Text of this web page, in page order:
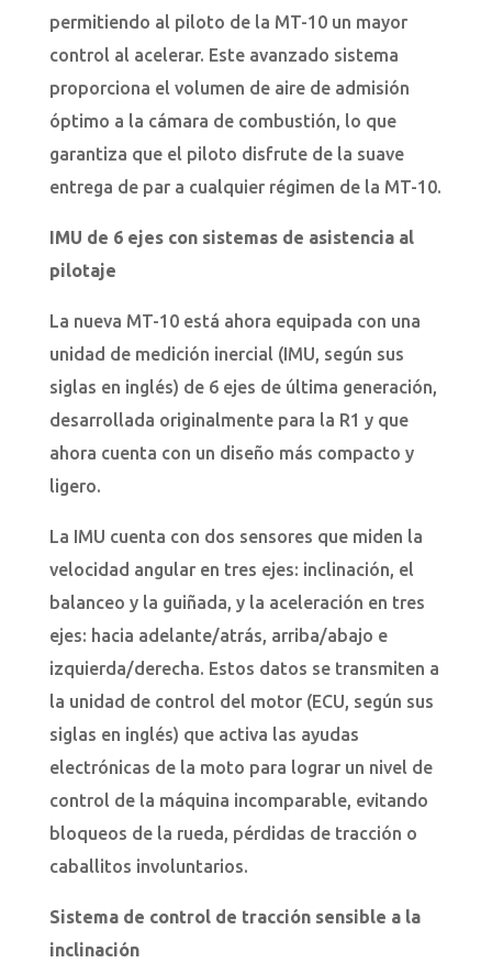
permitiendo al piloto de la MT-10 un mayor
control al acelerar. Este avanzado sistema
proporciona el volumen de aire de admisión
óptimo a la cámara de combustión, lo que
garantiza que el piloto disfrute de la suave
entrega de par a cualquier régimen de la MT-10.
IMU de 6 ejes con sistemas de asistencia al
pilotaje
La nueva MT-10 está ahora equipada con una
unidad de medición inercial (IMU, según sus
siglas en inglés) de 6 ejes de última generación,
desarrollada originalmente para la R1 y que
ahora cuenta con un diseño más compacto y
ligero.
La IMU cuenta con dos sensores que miden la
velocidad angular en tres ejes: inclinación, el
balanceo y la guiñada, y la aceleración en tres
ejes: hacia adelante/atrás, arriba/abajo e
izquierda/derecha. Estos datos se transmiten a
la unidad de control del motor (ECU, según sus
siglas en inglés) que activa las ayudas
electrónicas de la moto para lograr un nivel de
control de la máquina incomparable, evitando
bloqueos de la rueda, pérdidas de tracción o
caballitos involuntarios.
Sistema de control de tracción sensible a la
inclinación